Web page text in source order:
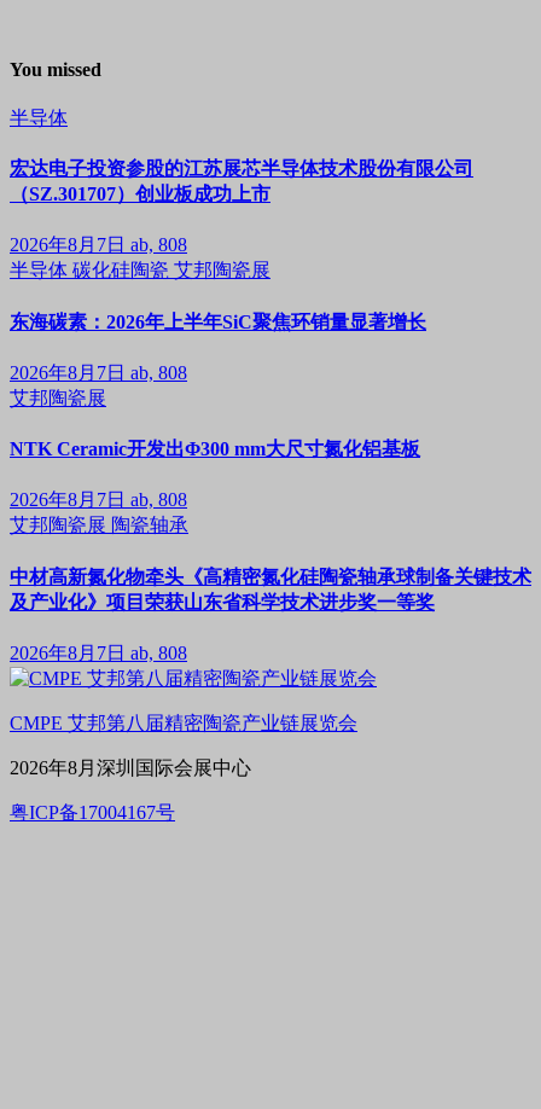
You missed
半导体
宏达电子投资参股的江苏展芯半导体技术股份有限公司
（SZ.301707）创业板成功上市
2026年8月7日 ab, 808
半导体 碳化硅陶瓷 艾邦陶瓷展
东海碳素：2026年上半年SiC聚焦环销量显著增长
2026年8月7日 ab, 808
艾邦陶瓷展
NTK Ceramic开发出Φ300 mm大尺寸氮化铝基板
2026年8月7日 ab, 808
艾邦陶瓷展 陶瓷轴承
中材高新氮化物牵头《高精密氮化硅陶瓷轴承球制备关键技术
及产业化》项目荣获山东省科学技术进步奖一等奖
2026年8月7日 ab, 808
CMPE 艾邦第八届精密陶瓷产业链展览会
2026年8月深圳国际会展中心
粤ICP备17004167号